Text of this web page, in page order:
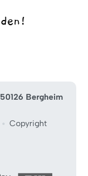
Bergheim
Copyright